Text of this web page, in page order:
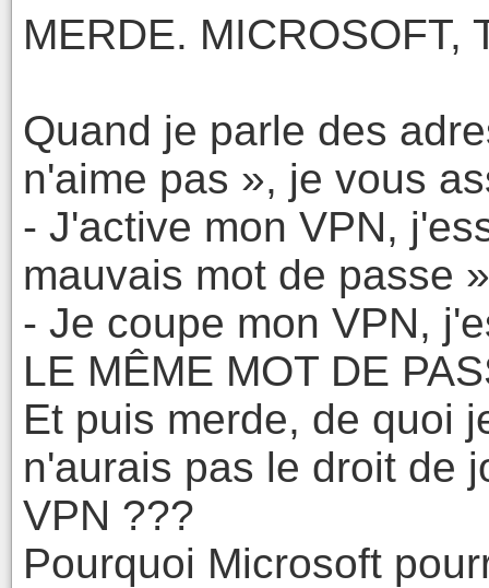
MERDE. MICROSOFT,
Quand je parle des
n'aime pas », je vous
- J'active mon VPN,
mauvais mot de passe
- Je coupe mon VPN,
LE MÊME MOT DE
Et puis merde, de quoi
n'aurais pas le droit de
VPN ???
Pourquoi Microsoft